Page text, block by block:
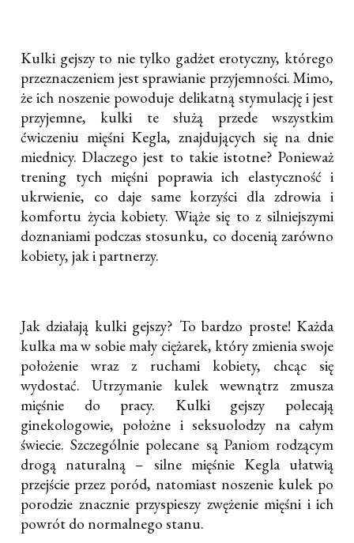
Kulki gejszy to nie tylko gadżet erotyczny, którego
przeznaczeniem jest sprawianie przyjemności. Mimo,
że ich noszenie powoduje delikatną stymulację i jest
przyjemne, kulki te służą przede wszystkim
ćwiczeniu mięśni Kegla, znajdujących się na dnie
miednicy. Dlaczego jest to takie istotne? Ponieważ
trening tych mięśni poprawia ich elastyczność i
ukrwienie, co daje same korzyści dla zdrowia i
komfortu życia kobiety. Wiąże się to z silniejszymi
doznaniami podczas stosunku, co docenią zarówno
kobiety, jak i partnerzy.
Jak działają kulki gejszy? To bardzo proste! Każda
kulka ma w sobie mały ciężarek, który zmienia swoje
położenie wraz z ruchami kobiety, chcąc się
wydostać. Utrzymanie kulek wewnątrz zmusza
mięśnie do pracy. Kulki gejszy polecają
ginekologowie, położne i seksuolodzy na całym
świecie. Szczególnie polecane są Paniom rodzącym
drogą naturalną – silne mięśnie Kegla ułatwią
przejście przez poród, natomiast noszenie kulek po
porodzie znacznie przyspieszy zwężenie mięśni i ich
powrót do normalnego stanu.